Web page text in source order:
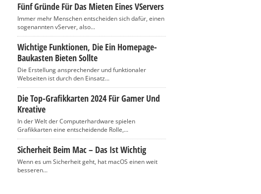
Fünf Gründe Für Das Mieten Eines VServers
Immer mehr Menschen entscheiden sich dafür, einen
sogenannten vServer, also...
Wichtige Funktionen, Die Ein Homepage-
Baukasten Bieten Sollte
Die Erstellung ansprechender und funktionaler
Webseiten ist durch den Einsatz...
Die Top-Grafikkarten 2024 Für Gamer Und
Kreative
In der Welt der Computerhardware spielen
Grafikkarten eine entscheidende Rolle,...
Sicherheit Beim Mac – Das Ist Wichtig
Wenn es um Sicherheit geht, hat macOS einen weit
besseren...